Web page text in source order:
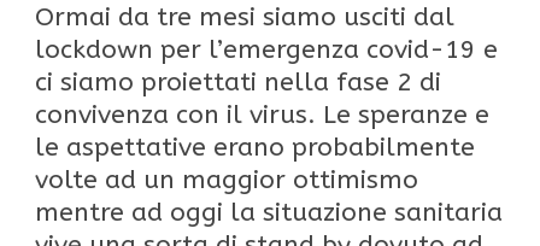
Ormai da tre mesi siamo usciti dal
lockdown per l’emergenza covid-19 e
ci siamo proiettati nella fase 2 di
convivenza con il virus. Le speranze e
le aspettative erano probabilmente
volte ad un maggior ottimismo
mentre ad oggi la situazione sanitaria